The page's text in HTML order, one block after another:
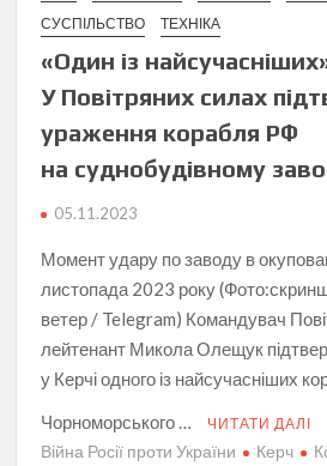
СУСПІЛЬСТВО
ТЕХНІКА
«Один із
У Повітряних силах
ураження корабля РФ
на суднобудівному
05.11.2023
Момент удару по заводу в
листопада 2023 року
ветер / Telegram) Командувач
лейтенант Микола Олещук
у Керчі одного із найсучасніших
Чорноморського …
ЧИТАТИ ДАЛІ
Війна Росії проти України Керч